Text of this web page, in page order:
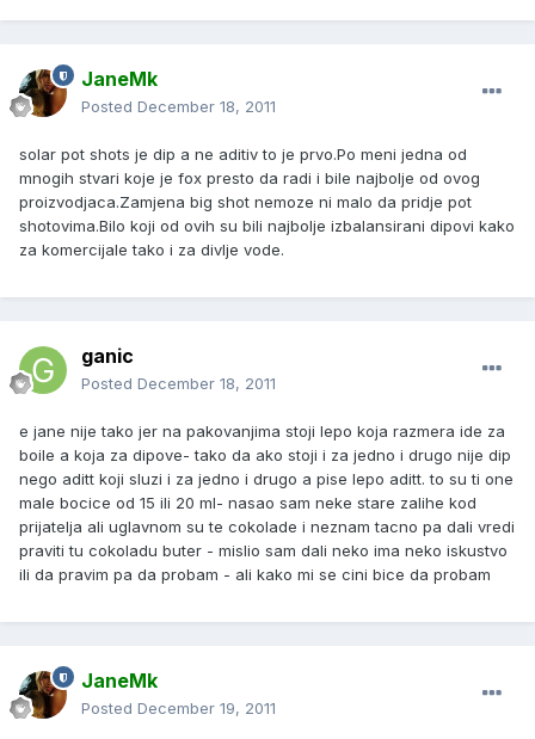
JaneMk
Posted December 18, 2011
solar pot shots je dip a ne aditiv to je prvo.Po meni jedna od
mnogih stvari koje je fox presto da radi i bile najbolje od ovog
proizvodjaca.Zamjena big shot nemoze ni malo da pridje pot
shotovima.Bilo koji od ovih su bili najbolje izbalansirani dipovi kako
za komercijale tako i za divlje vode.
ganic
Posted December 18, 2011
e jane nije tako jer na pakovanjima stoji lepo koja razmera ide za
boile a koja za dipove- tako da ako stoji i za jedno i drugo nije dip
nego aditt koji sluzi i za jedno i drugo a pise lepo aditt. to su ti one
male bocice od 15 ili 20 ml- nasao sam neke stare zalihe kod
prijatelja ali uglavnom su te cokolade i neznam tacno pa dali vredi
praviti tu cokoladu buter - mislio sam dali neko ima neko iskustvo
ili da pravim pa da probam - ali kako mi se cini bice da probam
JaneMk
Posted December 19, 2011